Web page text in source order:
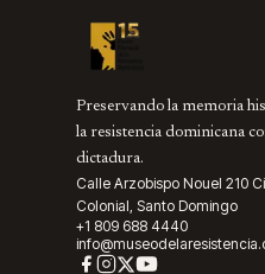
Preservando la memoria
la resistencia dominicana
dictadura.
Calle Arzobispo Nouel 210
Colonial, Santo Domingo
+1 809 688 4440